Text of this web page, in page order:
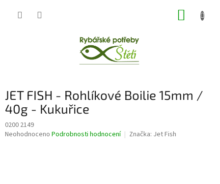
JET FISH - Rohlíkové Boilie 15mm /
40g - Kukuřice
0200 2149
Průměrné
Neohodnoceno Podrobnosti hodnocení Značka: Jet Fish